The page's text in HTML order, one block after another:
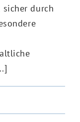
sicher durch